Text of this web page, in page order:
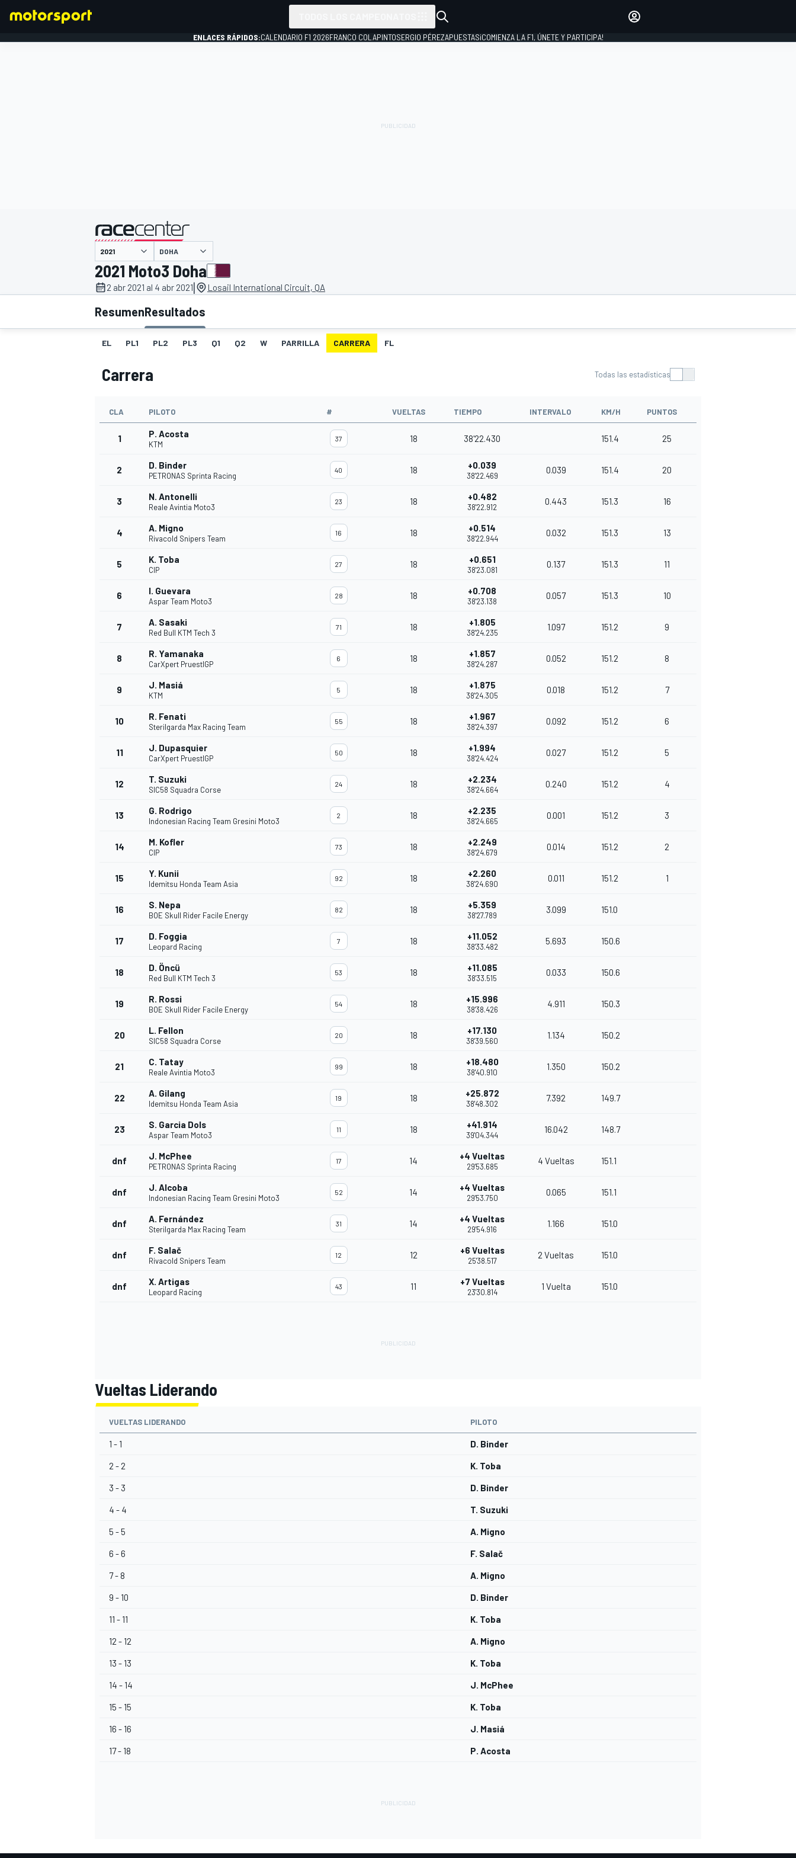
INDYCAR
FÓRMULA E
MÁS CATEGORÍAS
INICIAR SESIÓN
ENLACES RÁPIDOS:CALENDARIO F1 2026FRANCO COLAPINTOSERGIO PÉREZAPUESTAS¡COMIENZA LA F1, ÚNETE Y PARTICIPA!
presentado por
DOHA
2021 Moto3 Doha
2 abr 2021 al 4 abr 2021| Losail International Circuit, QA
ResumenResultados
EL PL1 PL2 PL3 Q1 Q2 W PARRILLA CARRERA FL
Carrera Todas las estadísticas
CLA PILOTO # VUELTAS TIEMPO INTERVALO KM/H PUNTOS
1 P. Acosta
KTM
37 18 38'22.430 151.4 25
2 D. Binder
PETRONAS Sprinta Racing
40 18 +0.039
38'22.469
0.039 151.4 20
3 N. Antonelli
Reale Avintia Moto3
23 18 +0.482
38'22.912
0.443 151.3 16
4 A. Migno
Rivacold Snipers Team
16 18 +0.514
38'22.944
0.032 151.3 13
5 K. Toba
CIP
27 18 +0.651
38'23.081
0.137 151.3 11
6 I. Guevara
Aspar Team Moto3
28 18 +0.708
38'23.138
0.057 151.3 10
7 A. Sasaki
Red Bull KTM Tech 3
71 18 +1.805
38'24.235
1.097 151.2 9
8 R. Yamanaka
CarXpert PruestlGP
6 18 +1.857
38'24.287
0.052 151.2 8
9 J. Masiá
KTM
5 18 +1.875
38'24.305
0.018 151.2 7
10 R. Fenati
Sterilgarda Max Racing Team
55 18 +1.967
38'24.397
0.092 151.2 6
11 J. Dupasquier
CarXpert PruestlGP
50 18 +1.994
38'24.424
0.027 151.2 5
12 T. Suzuki
SIC58 Squadra Corse
24 18 +2.234
38'24.664
0.240 151.2 4
13 G. Rodrigo
Indonesian Racing Team Gresini Moto3
2 18 +2.235
38'24.665
0.001 151.2 3
14 M. Kofler
CIP
73 18 +2.249
38'24.679
0.014 151.2 2
15 Y. Kunii
Idemitsu Honda Team Asia
92 18 +2.260
38'24.690
0.011 151.2 1
16 S. Nepa
BOE Skull Rider Facile Energy
82 18 +5.359
38'27.789
3.099 151.0
17 D. Foggia
Leopard Racing
7 18 +11.052
38'33.482
5.693 150.6
18 D. Öncü
Red Bull KTM Tech 3
53 18 +11.085
38'33.515
0.033 150.6
19 R. Rossi
BOE Skull Rider Facile Energy
54 18 +15.996
38'38.426
4.911 150.3
20 L. Fellon
SIC58 Squadra Corse
20 18 +17.130
38'39.560
1.134 150.2
21 C. Tatay
Reale Avintia Moto3
99 18 +18.480
38'40.910
1.350 150.2
22 A. Gilang
Idemitsu Honda Team Asia
19 18 +25.872
38'48.302
7.392 149.7
23 S. Garcia Dols
Aspar Team Moto3
11 18 +41.914
39'04.344
16.042 148.7
dnf J. McPhee
PETRONAS Sprinta Racing
17 14 +4 Vueltas
29'53.685
4 Vueltas 151.1
dnf J. Alcoba
Indonesian Racing Team Gresini Moto3
52 14 +4 Vueltas
29'53.750
0.065 151.1
dnf A. Fernández
Sterilgarda Max Racing Team
31 14 +4 Vueltas
29'54.916
1.166 151.0
dnf F. Salač
Rivacold Snipers Team
12 12 +6 Vueltas
25'38.517
2 Vueltas 151.0
dnf X. Artigas
Leopard Racing
43 11 +7 Vueltas
23'30.814
1 Vuelta 151.0
Vueltas Liderando
VUELTAS LIDERANDO PILOTO
1 - 1 D. Binder
2 - 2 K. Toba
3 - 3 D. Binder
4 - 4 T. Suzuki
5 - 5 A. Migno
6 - 6 F. Salač
7 - 8 A. Migno
9 - 10 D. Binder
11 - 11 K. Toba
12 - 12 A. Migno
13 - 13 K. Toba
14 - 14 J. McPhee
15 - 15 K. Toba
16 - 16 J. Masiá
17 - 18 P. Acosta